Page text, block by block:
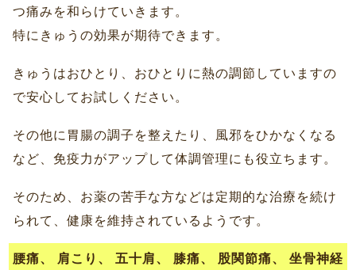
つ痛みを和らけていきます。
特にきゅうの効果が期待できます。
きゅうはおひとり、おひとりに熱の調節していますの
で安心してお試しください。
その他に胃腸の調子を整えたり、風邪をひかなくなる
など、免疫力がアップして体調管理にも役立ちます。
そのため、お薬の苦手な方などは定期的な治療を続け
られて、健康を維持されているようです。
腰痛、 肩こり、 五十肩、 膝痛、 股関節痛、 坐骨神経